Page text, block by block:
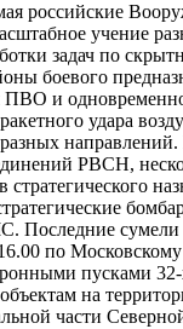
российские
учение
задач по
боевого
ПВО и
удара
РВСН,
Последние
по
пусками
на
части